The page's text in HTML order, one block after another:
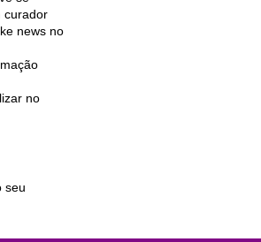
curador
news no
no
seu